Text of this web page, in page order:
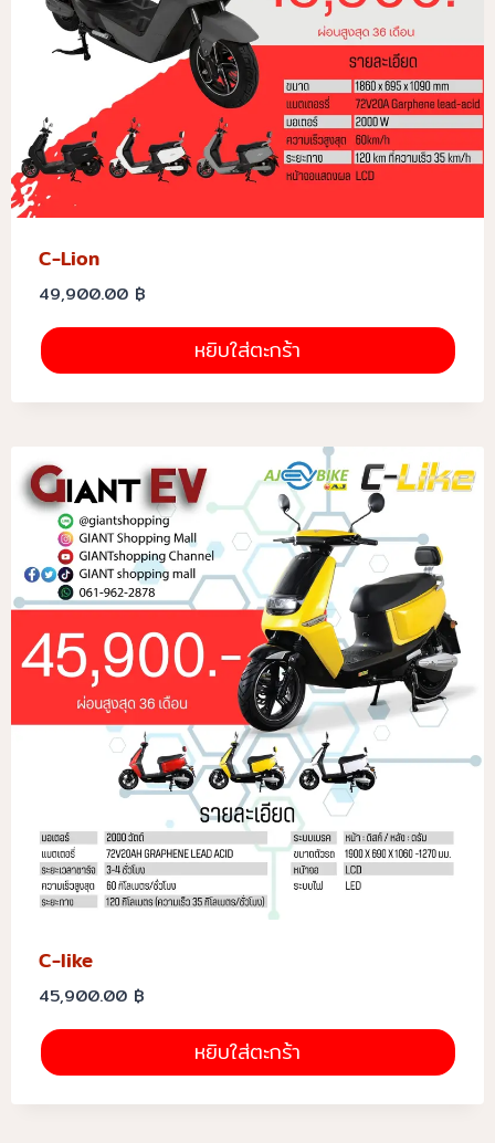
C-Lion
49,900.00 ฿
หยิบใส่ตะกร้า
C-like
45,900.00 ฿
หยิบใส่ตะกร้า